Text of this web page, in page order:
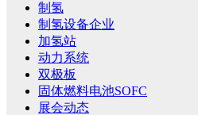
制氢
制氢设备企业
加氢站
动力系统
双极板
固体燃料电池SOFC
展会动态